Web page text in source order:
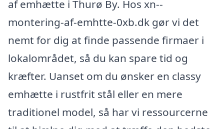
af emhætte i Thurø By. Hos xn--
montering-af-emhtte-0xb.dk gør vi det
nemt for dig at finde passende firmaer i
lokalområdet, så du kan spare tid og
kræfter. Uanset om du ønsker en classy
emhætte i rustfrit stål eller en mere
traditionel model, så har vi ressourcerne